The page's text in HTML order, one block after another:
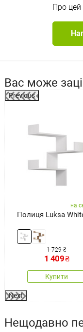
Про цей
Вас може
Previous
на
Полиця Luksa
1 729 ₴
1 409₴
Купити
Next
Нещодавно